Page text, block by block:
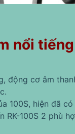
nổi tiếng
động cơ âm
100S, hiện đã
100S 2 phù